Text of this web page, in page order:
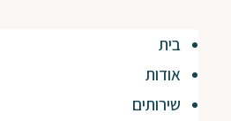
בית
אודות
שירותים